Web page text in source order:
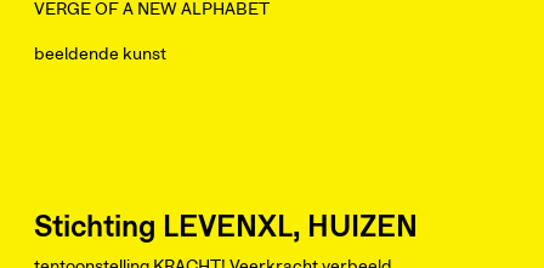
VERGE OF A NEW ALPHABET
beeldende kunst
Stichting LEVENXL, HUIZEN